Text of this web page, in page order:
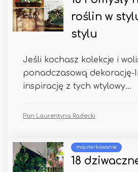
roślin w
stylu
Jeśli kochasz kolekcje i
ponadczasową dekorację-
inspirację z tych wtylowy...
Pan Laurentyna Radecki
majsterkowanie
18